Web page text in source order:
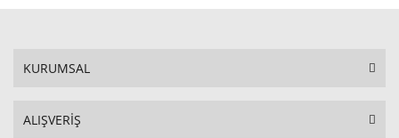
KURUMSAL
ALIŞVERİŞ